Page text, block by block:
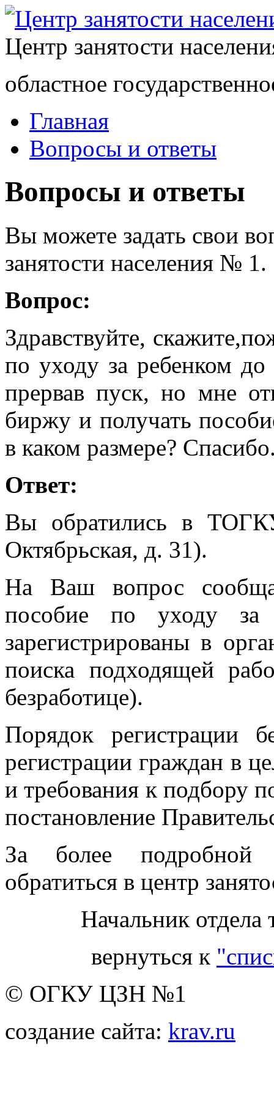
Центр занятости
областное
Главная
Вопросы и ответы
Вопросы и ответы
Вы можете задать свои
занятости населения № 1.
Вопрос:
Здравствуйте,
по уходу за ребенком до
прервав пуск, но мне
биржу и получать
в каком размере?
Ответ:
Вы обратились в
Октябрьская, д. 31).
На Ваш вопрос
пособие по уходу за
зарегистрированы в
поиска подходящей
безработице).
Порядок регистрации
регистрации граждан в
и требования к подбору
постановление
За более подробной
обратиться в центр
Начальник отдела
вернуться к
© ОГКУ ЦЗН №1
создание сайта: krav.ru